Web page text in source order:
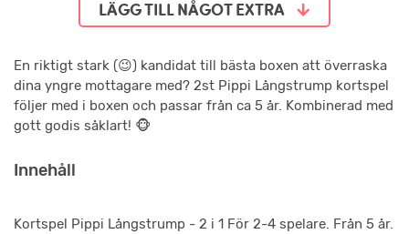
En riktigt stark (😉) kandidat till bästa boxen att överraska
dina yngre mottagare med? 2st Pippi Långstrump kortspel
följer med i boxen och passar från ca 5 år. Kombinerad med
gott godis såklart! 🐵
Innehåll
Kortspel Pippi Långstrump - 2 i 1 För 2-4 spelare. Från 5 år.
LÄGG TILL NÅGOT EXTRA